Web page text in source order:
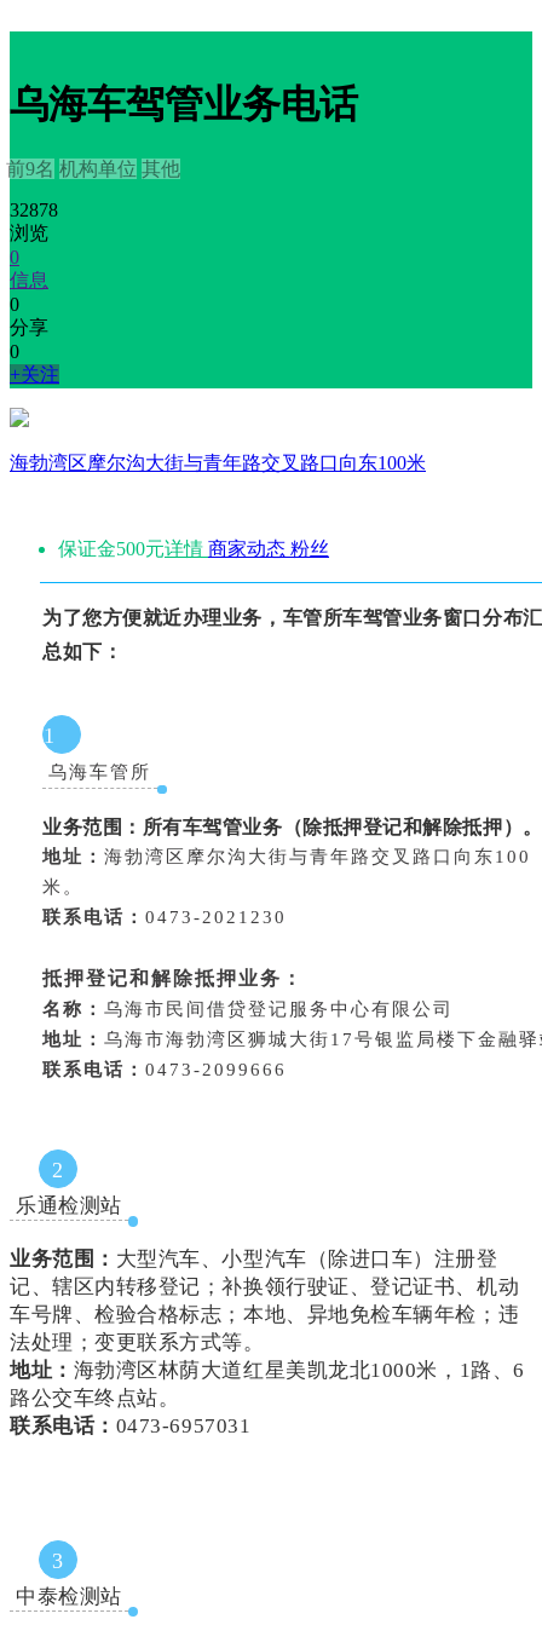
乌海车驾管业务电话
前9名 机构单位 其他
32878
浏览
0
信息
0
分享
0
+关注
海勃湾区摩尔沟大街与青年路交叉路口向东100米
保证金500元详情 商家动态 粉丝
为了您方便就近办理业务，车管所车驾管业务窗口分布汇
总如下：
1
乌海车管所
业务范围： 所有车驾管业务（除抵押登记和解除抵押）。
地址： 海勃湾区摩尔沟大街与青年路交叉路口向东100
米。
联系电话： 0473-2021230
抵押登记和解除抵押业务：
名称： 乌海市民间借贷登记服务中心有限公司
地址： 乌海市海勃湾区狮城大街17号银监局楼下金融
联系电话： 0473-2099666
2
乐通检测站
业务范围： 大型汽车、小型汽车（除进口车）注册登
记、辖区内转移登记；补换领行驶证、登记证书、机动
车号牌、检验合格标志；本地、异地免检车辆年检；违
法处理；变更联系方式等。
地址： 海勃湾区林荫大道红星美凯龙北1000米，1路、6
路公交车终点站。
联系电话： 0473-6957031
3
中泰检测站